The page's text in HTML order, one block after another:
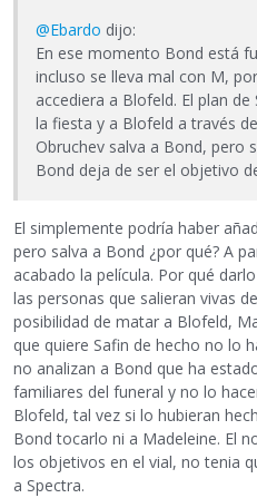
@Ebardo dijo:
En ese momento Bond está
incluso se lleva mal con M,
accediera a Blofeld. El plan
la fiesta y a Blofeld a través
Obruchev salva a Bond, pero
Bond deja de ser el objetivo
El simplemente podría haber
pero salva a Bond ¿por qué? A
acabado la película. Por qué
las personas que salieran vivas
posibilidad de matar a Blofeld,
que quiere Safin de hecho no lo
no analizan a Bond que ha
familiares del funeral y no lo
Blofeld, tal vez si lo hubieran
Bond tocarlo ni a Madeleine. El
los objetivos en el vial, no tenia
a Spectra.